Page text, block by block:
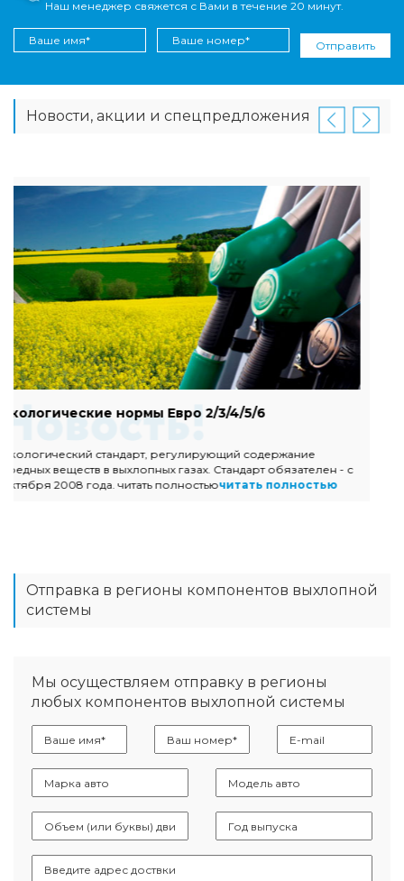
Наш менеджер свяжется с Вами в течение 20 минут.
Отправить
Новости, акции и спецпредложения
Насадки Buzzer Black Line
Buzzer Black Line - это эксклюзивная серия насадок из
высококачественной нержавеющей стали марки AISI 304L
итальянского пр-вачитать полностью
Отправка в регионы компонентов выхлопной
системы
Мы осуществляем отправку в регионы
любых компонентов выхлопной системы